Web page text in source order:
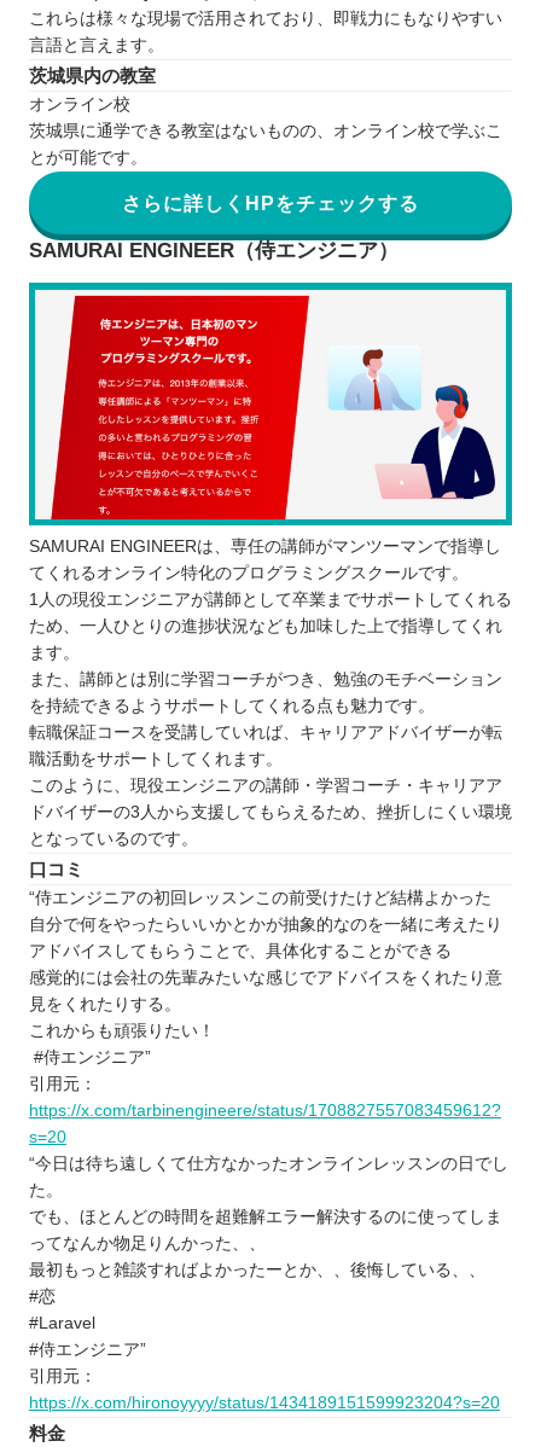
これらは様々な現場で活用されており、即戦力にもなりやすい
言語と言えます。
茨城県内の教室
オンライン校
茨城県に通学できる教室はないものの、オンライン校で学ぶこ
とが可能です。
さらに詳しくHPをチェックする
SAMURAI ENGINEER（侍エンジニア）
SAMURAI ENGINEERは、専任の講師がマンツーマンで指導し
てくれるオンライン特化のプログラミングスクールです。
1人の現役エンジニアが講師として卒業までサポートしてくれる
ため、一人ひとりの進捗状況なども加味した上で指導してくれ
ます。
また、講師とは別に学習コーチがつき、勉強のモチベーション
を持続できるようサポートしてくれる点も魅力です。
転職保証コースを受講していれば、キャリアアドバイザーが転
職活動をサポートしてくれます。
このように、現役エンジニアの講師・学習コーチ・キャリアア
ドバイザーの3人から支援してもらえるため、挫折しにくい環境
となっているのです。
口コミ
“侍エンジニアの初回レッスンこの前受けたけど結構よかった
自分で何をやったらいいかとかが抽象的なのを一緒に考えたり
アドバイスしてもらうことで、具体化することができる
感覚的には会社の先輩みたいな感じでアドバイスをくれたり意
見をくれたりする。
これからも頑張りたい！
#侍エンジニア”
引用元：
https://x.com/tarbinengineere/status/1708827557083459612?
s=20
“今日は待ち遠しくて仕方なかったオンラインレッスンの日でし
た。
でも、ほとんどの時間を超難解エラー解決するのに使ってしま
ってなんか物足りんかった、、
最初もっと雑談すればよかったーとか、、後悔している、、
#恋
#Laravel
#侍エンジニア”
引用元：
https://x.com/hironoyyyy/status/1434189151599923204?s=20
料金